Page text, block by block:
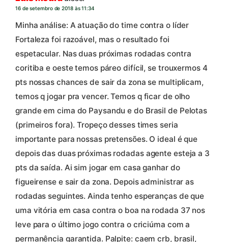
16 de setembro de 2018 às 11:34
Minha análise: A atuação do time contra o líder
Fortaleza foi razoável, mas o resultado foi
espetacular. Nas duas próximas rodadas contra
coritiba e oeste temos páreo difícil, se trouxermos 4
pts nossas chances de sair da zona se multiplicam,
temos q jogar pra vencer. Temos q ficar de olho
grande em cima do Paysandu e do Brasil de Pelotas
(primeiros fora). Tropeço desses times seria
importante para nossas pretensões. O ideal é que
depois das duas próximas rodadas agente esteja a 3
pts da saída. Ai sim jogar em casa ganhar do
figueirense e sair da zona. Depois administrar as
rodadas seguintes. Ainda tenho esperanças de que
uma vitória em casa contra o boa na rodada 37 nos
leve para o último jogo contra o criciúma com a
permanência garantida. Palpite: caem crb, brasil,